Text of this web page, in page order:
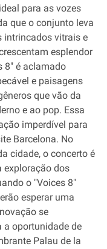
para as vozes
que o conjunto leva
intrincados vitrais e
esplendor
8" é aclamado
e paisagens
que vão da
e ao pop. Essa
imperdível para
Barcelona. No
cidade, o concerto é
exploração dos
o "Voices 8"
esperar uma
se
a oportunidade de
Palau de la